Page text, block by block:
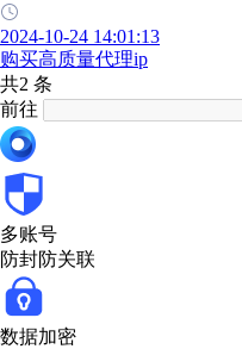
2024-10-24 14:01:13
购买高质量代理ip
共2 条
前往
多账号
防封防关联
数据加密